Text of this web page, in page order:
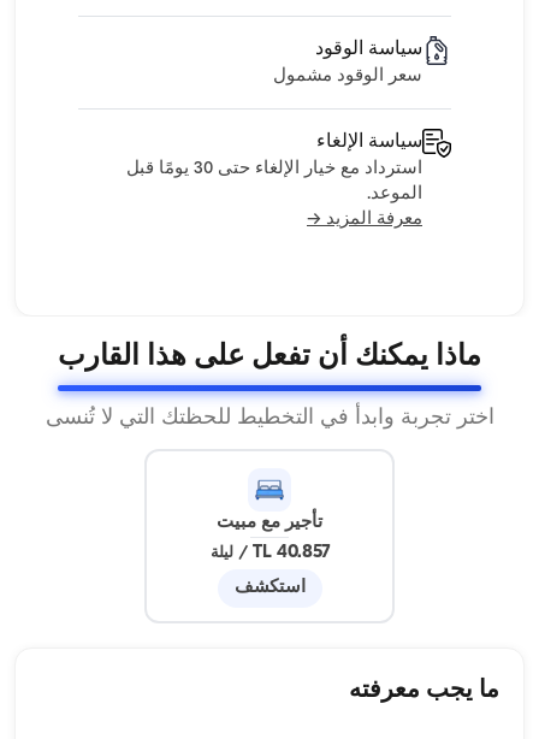
سياسة الوقود
سعر الوقود مشمول
سياسة الإلغاء
استرداد مع خيار الإلغاء حتى 30 يومًا قبل
الموعد.
معرفة المزيد →
ماذا يمكنك أن تفعل على هذا القارب
اختر تجربة وابدأ في التخطيط للحظتك التي لا تُنسى
تأجير مع مبيت
40.857 TL
/ليلة
استكشف
ما يجب معرفته